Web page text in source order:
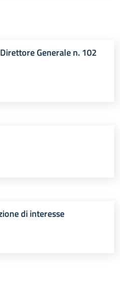
Generale n. 102
di interesse